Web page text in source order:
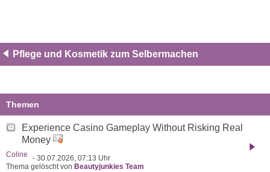
Pflege und Kosmetik zum Selbermachen
Themen
Experience Casino Gameplay Without Risking Real
Money
Coline
- 30.07.2026, 07:13 Uhr
Thema gelöscht von Beautyjunkies Team